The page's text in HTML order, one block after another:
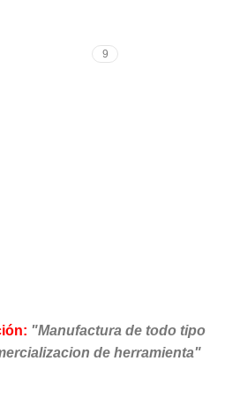
9
"Manufactura de todo tipo
de herramienta"